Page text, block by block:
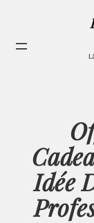
contenu
Idée